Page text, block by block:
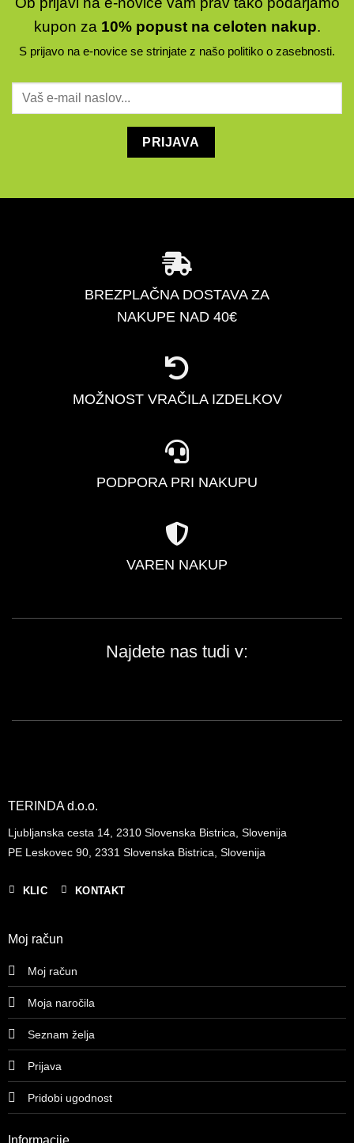
kupon za 10% popust na celoten nakup.
S prijavo na e-novice se strinjate z našo politiko o zasebnosti.
BREZPLAČNA DOSTAVA ZA
NAKUPE NAD 40€
MOŽNOST VRAČILA IZDELKOV
PODPORA PRI NAKUPU
VAREN NAKUP
Najdete nas tudi v:
TERINDA d.o.o.
Ljubljanska cesta 14, 2310 Slovenska Bistrica, Slovenija
PE Leskovec 90, 2331 Slovenska Bistrica, Slovenija
KLIC KONTAKT
Moj račun
Moj račun
Moja naročila
Seznam želja
Prijava
Pridobi ugodnost
Informacije